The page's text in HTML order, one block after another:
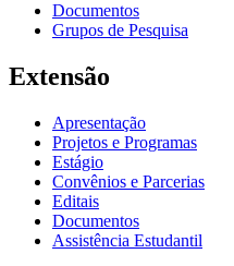
Documentos
Grupos de Pesquisa
Extensão
Apresentação
Projetos e Programas
Estágio
Convênios e Parcerias
Editais
Documentos
Assistência Estudantil